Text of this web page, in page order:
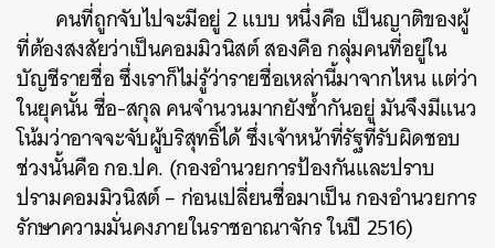
คนที่ถูกจับไปจะมีอยู่ 2 แบบ หนึ่งคือ เป็นญาติของผู้
ที่ต้องสงสัยว่าเป็นคอมมิวนิสต์ สองคือ กลุ่มคนที่อยู่ใน
บัญชีรายชื่อ ซึ่งเราก็ไม่รู้ว่ารายชื่อเหล่านี้มาจากไหน แต่ว่า
ในยุคนั้น ชื่อ-สกุล คนจำนวนมากยังซ้ำกันอยู่ มันจึงมีแนว
โน้มว่าอาจจะจับผู้บริสุทธิ์ได้ ซึ่งเจ้าหน้าที่รัฐที่รับผิดชอบ
ช่วงนั้นคือ กอ.ปค. (กองอำนวยการป้องกันและปราบ
ปรามคอมมิวนิสต์ – ก่อนเปลี่ยนชื่อมาเป็น กองอำนวยการ
รักษาความมั่นคงภายในราชอาณาจักร ในปี 2516)